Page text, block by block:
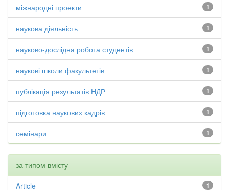
1
міжнародні проекти
1
наукова діяльність
1
науково-дослідна робота студентів
1
наукові школи факультетів
1
публікація результатів НДР
1
підготовка наукових кадрів
1
семінари
за типом вмісту
1
Article